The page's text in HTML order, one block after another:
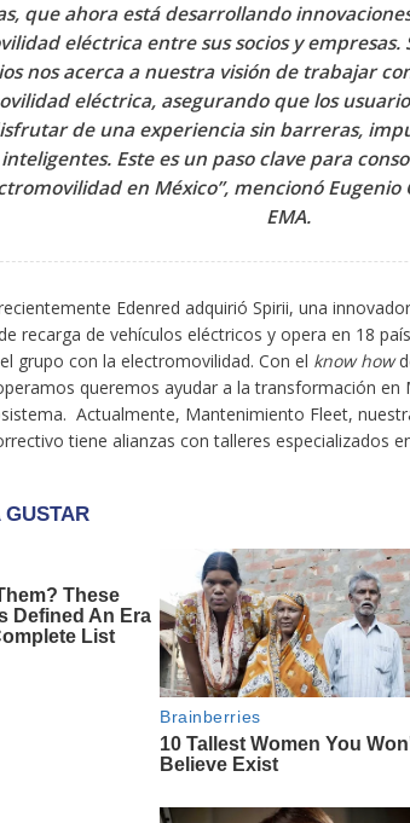
que ahora está desarrollando
eléctrica entre sus socios y
nos acerca a nuestra visión de trabajar
eléctrica, asegurando que los
de una experiencia sin barreras,
inteligentes. Este es un paso clave para
en México”, mencionóEugenio
EMA.
Edenred adquirió Spirii, una
recarga de vehículos eléctricos y opera en 18
grupo con la electromovilidad. Con el know how
queremos ayudar a la transformación en
Actualmente, Mantenimiento Fleet,
tiene alianzas con talleres especializados